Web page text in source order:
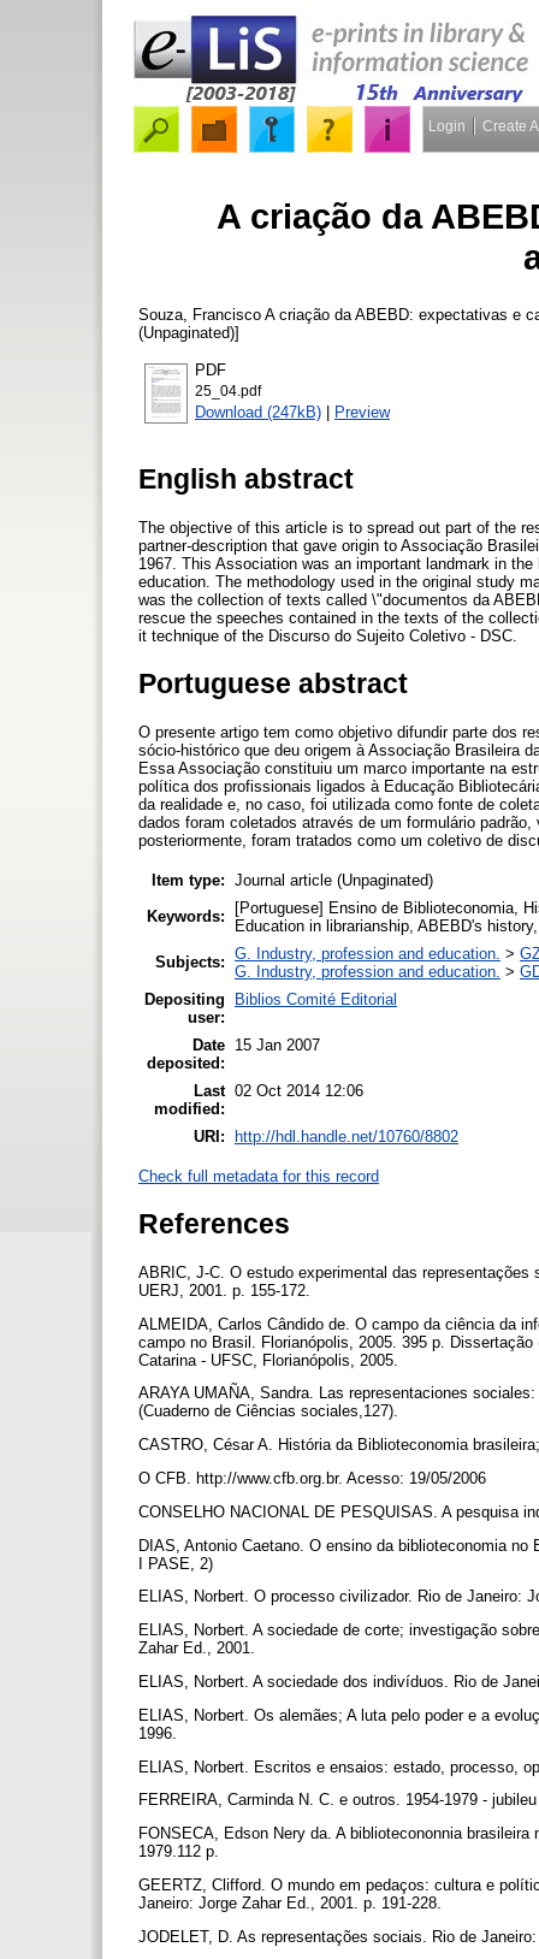
Login Create
A criação da
Souza, Francisco A criação da ABEBD: expectativas e
(Unpaginated)]
PDF
25_04.pdf
Download (247kB) | Preview
English abstract
The objective of this article is to spread out part of the
partner-description that gave origin to Associação
1967. This Association was an important landmark in
education. The methodology used in the original study
was the collection of texts called \"documentos da
rescue the speeches contained in the texts of the
it technique of the Discurso do Sujeito Coletivo - DSC.
Portuguese abstract
O presente artigo tem como objetivo difundir parte dos
sócio-histórico que deu origem à Associação Brasileira
Essa Associação constituiu um marco importante na
política dos profissionais ligados à Educação
da realidade e, no caso, foi utilizada como fonte de
dados foram coletados através de um formulário
posteriormente, foram tratados como um coletivo de
Item type: Journal article (Unpaginated)
Keywords:
[Portuguese] Ensino de Biblioteconomia,
Education in librarianship, ABEBD's
Subjects: G. Industry, profession and education. >
G. Industry, profession and education. >
Depositing
user:
Biblios Comité Editorial
Date
deposited:
15 Jan 2007
Last
modified:
02 Oct 2014 12:06
URI: http://hdl.handle.net/10760/8802
Check full metadata for this record
References
ABRIC, J-C. O estudo experimental das
UERJ, 2001. p. 155-172.
ALMEIDA, Carlos Cândido de. O campo da ciência da
campo no Brasil. Florianópolis, 2005. 395 p.
Catarina - UFSC, Florianópolis, 2005.
ARAYA UMAÑA, Sandra. Las representaciones
(Cuaderno de Ciências sociales,127).
CASTRO, César A. História da Biblioteconomia
O CFB. http://www.cfb.org.br. Acesso: 19/05/2006
CONSELHO NACIONAL DE PESQUISAS. A pesquisa
DIAS, Antonio Caetano. O ensino da biblioteconomia
I PASE, 2)
ELIAS, Norbert. O processo civilizador. Rio de Janeiro:
ELIAS, Norbert. A sociedade de corte; investigação
Zahar Ed., 2001.
ELIAS, Norbert. A sociedade dos indivíduos. Rio de
ELIAS, Norbert. Os alemães; A luta pelo poder e a
1996.
ELIAS, Norbert. Escritos e ensaios: estado, processo,
FERREIRA, Carminda N. C. e outros. 1954-1979 -
FONSECA, Edson Nery da. A bibliotecononnia
1979.112 p.
GEERTZ, Clifford. O mundo em pedaços: cultura e
Janeiro: Jorge Zahar Ed., 2001. p. 191-228.
JODELET, D. As representações sociais. Rio de